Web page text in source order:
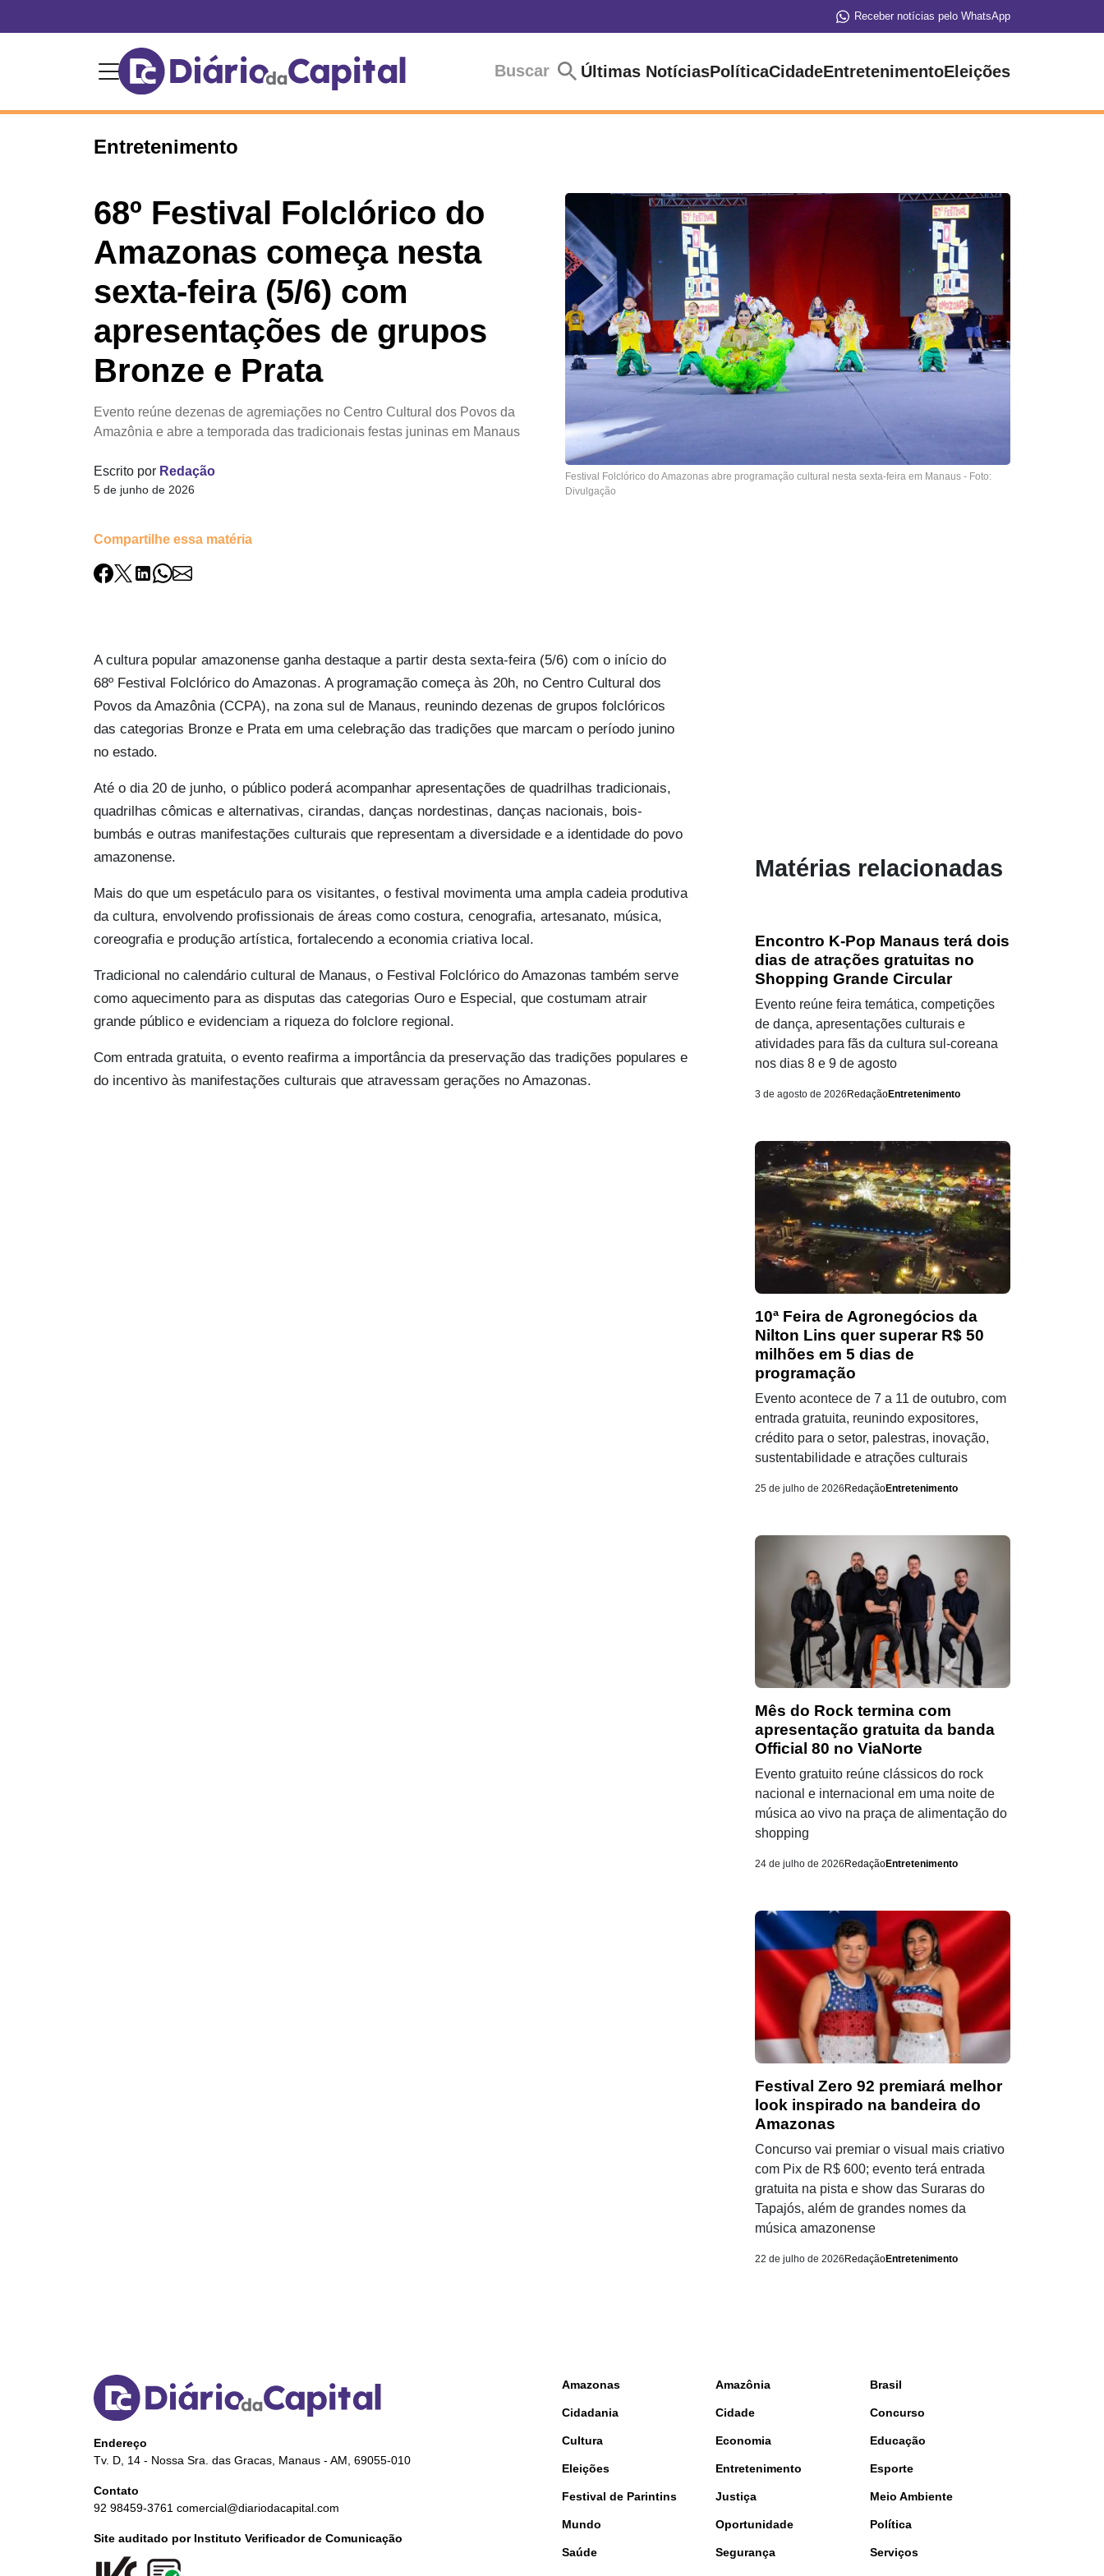
Receber notícias pelo WhatsApp
Buscar Últimas NotíciasPolíticaCidadeEntretenimentoEleições
Entretenimento
68º Festival Folclórico do
Amazonas começa nesta
sexta-feira (5/6) com
apresentações de grupos
Bronze e Prata
Evento reúne dezenas de agremiações no Centro Cultural dos Povos da
Amazônia e abre a temporada das tradicionais festas juninas em Manaus
Escrito por Redação
5 de junho de 2026
Compartilhe essa matéria
Festival Folclórico do Amazonas abre programação cultural nesta sexta-feira em Manaus - Foto:
Divulgação
A cultura popular amazonense ganha destaque a partir desta sexta-feira (5/6) com o início do
68º Festival Folclórico do Amazonas. A programação começa às 20h, no Centro Cultural dos
Povos da Amazônia (CCPA), na zona sul de Manaus, reunindo dezenas de grupos folclóricos
das categorias Bronze e Prata em uma celebração das tradições que marcam o período junino
no estado.
Até o dia 20 de junho, o público poderá acompanhar apresentações de quadrilhas tradicionais,
quadrilhas cômicas e alternativas, cirandas, danças nordestinas, danças nacionais, bois-
bumbás e outras manifestações culturais que representam a diversidade e a identidade do povo
amazonense.
Mais do que um espetáculo para os visitantes, o festival movimenta uma ampla cadeia produtiva
da cultura, envolvendo profissionais de áreas como costura, cenografia, artesanato, música,
coreografia e produção artística, fortalecendo a economia criativa local.
Tradicional no calendário cultural de Manaus, o Festival Folclórico do Amazonas também serve
como aquecimento para as disputas das categorias Ouro e Especial, que costumam atrair
grande público e evidenciam a riqueza do folclore regional.
Com entrada gratuita, o evento reafirma a importância da preservação das tradições populares e
do incentivo às manifestações culturais que atravessam gerações no Amazonas.
Matérias relacionadas
Encontro K-Pop Manaus terá dois
dias de atrações gratuitas no
Shopping Grande Circular
Evento reúne feira temática, competições
de dança, apresentações culturais e
atividades para fãs da cultura sul-coreana
nos dias 8 e 9 de agosto
3 de agosto de 2026 RedaçãoEntretenimento
10ª Feira de Agronegócios da
Nilton Lins quer superar R$ 50
milhões em 5 dias de
programação
Evento acontece de 7 a 11 de outubro, com
entrada gratuita, reunindo expositores,
crédito para o setor, palestras, inovação,
sustentabilidade e atrações culturais
25 de julho de 2026 RedaçãoEntretenimento
Mês do Rock termina com
apresentação gratuita da banda
Official 80 no ViaNorte
Evento gratuito reúne clássicos do rock
nacional e internacional em uma noite de
música ao vivo na praça de alimentação do
shopping
24 de julho de 2026 RedaçãoEntretenimento
Festival Zero 92 premiará melhor
look inspirado na bandeira do
Amazonas
Concurso vai premiar o visual mais criativo
com Pix de R$ 600; evento terá entrada
gratuita na pista e show das Suraras do
Tapajós, além de grandes nomes da
música amazonense
22 de julho de 2026 RedaçãoEntretenimento
Endereço
Tv. D, 14 - Nossa Sra. das Gracas, Manaus - AM, 69055-010
Contato
92 98459-3761 comercial@diariodacapital.com
Site auditado por Instituto Verificador de Comunicação
Amazonas Amazônia Brasil
Cidadania Cidade Concurso
Cultura Economia Educação
Eleições Entretenimento Esporte
Festival de Parintins Justiça Meio Ambiente
Mundo Oportunidade Política
Saúde Segurança Serviços